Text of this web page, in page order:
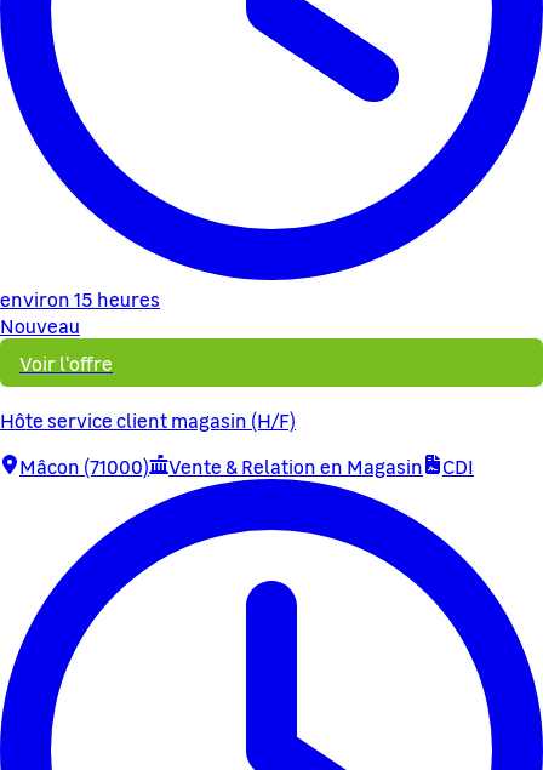
environ 15 heures
Nouveau
Voir l'offre
Hôte service client magasin (H/F)
Mâcon (71000)
Vente & Relation en Magasin CDI